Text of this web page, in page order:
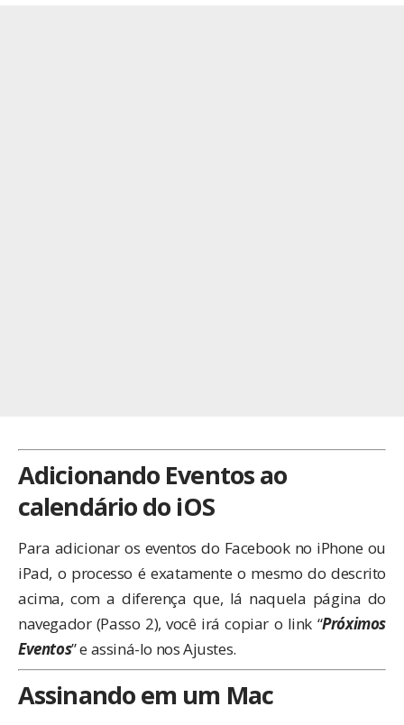
Adicionando Eventos ao
calendário do iOS
Para adicionar os eventos do Facebook no iPhone ou
iPad, o processo é exatamente o mesmo do descrito
acima, com a diferença que, lá naquela página do
navegador (Passo 2), você irá copiar o link “Próximos
Eventos” e assiná-lo nos Ajustes.
Assinando em um Mac